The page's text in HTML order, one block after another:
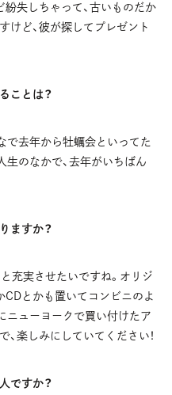
紛失しちゃって、古いものだか
けど、彼が探してプレゼント
ことは？
で去年から牡蠣会といってた
生のなかで、去年がいちばん
ますか？
充実させたいですね。オリジ
CDとかも置いてコンビニのよ
ニューヨークで買い付けたア
楽しみにしていてください！
ですか？